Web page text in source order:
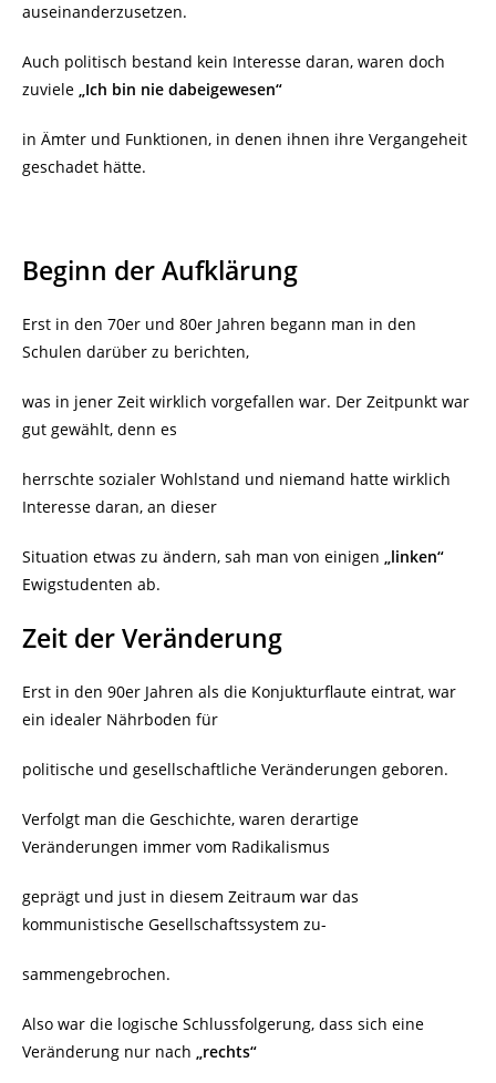
auseinanderzusetzen.
Auch politisch bestand kein Interesse daran, waren doch
zuviele „Ich bin nie dabeigewesen“
in Ämter und Funktionen, in denen ihnen ihre Vergangeheit
geschadet hätte.
Beginn der Aufklärung
Erst in den 70er und 80er Jahren begann man in den
Schulen darüber zu berichten,
was in jener Zeit wirklich vorgefallen war. Der Zeitpunkt war
gut gewählt, denn es
herrschte sozialer Wohlstand und niemand hatte wirklich
Interesse daran, an dieser
Situation etwas zu ändern, sah man von einigen „linken“
Ewigstudenten ab.
Zeit der Veränderung
Erst in den 90er Jahren als die Konjukturflaute eintrat, war
ein idealer Nährboden für
politische und gesellschaftliche Veränderungen geboren.
Verfolgt man die Geschichte, waren derartige
Veränderungen immer vom Radikalismus
geprägt und just in diesem Zeitraum war das
kommunistische Gesellschaftssystem zu-
sammengebrochen.
Also war die logische Schlussfolgerung, dass sich eine
Veränderung nur nach „rechts“